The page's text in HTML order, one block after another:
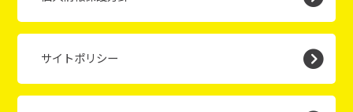
サイトポリシー